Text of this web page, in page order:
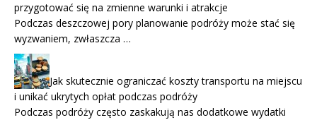
przygotować się na zmienne warunki i atrakcje
Podczas deszczowej pory planowanie podróży może stać się
wyzwaniem, zwłaszcza …
Jak skutecznie ograniczać koszty transportu na miejscu
i unikać ukrytych opłat podczas podróży
Podczas podróży często zaskakują nas dodatkowe wydatki